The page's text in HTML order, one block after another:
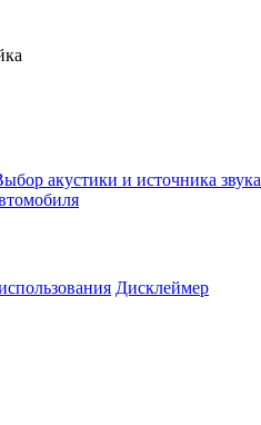
акустики и источника звука
Дисклеймер